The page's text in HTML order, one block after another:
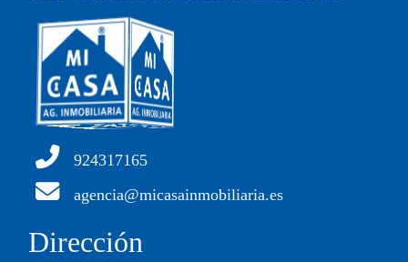
924317165
agencia@micasainmobiliaria.es
Dirección